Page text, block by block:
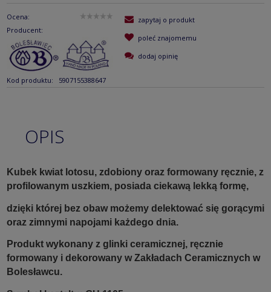
Ocena:
Producent:
Kod produktu: 5907155388647
zapytaj o produkt
poleć znajomemu
dodaj opinię
OPIS
Kubek kwiat lotosu, zdobiony oraz formowany ręcznie, z
profilowanym uszkiem, posiada ciekawą lekką formę,
dzięki której bez obaw możemy delektować się gorącymi
oraz zimnymi napojami każdego dnia.
Produkt wykonany z glinki ceramicznej, ręcznie
formowany i dekorowany w Zakładach Ceramicznych w
Bolesławcu.